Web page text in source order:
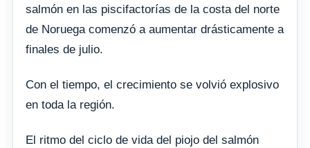
salmón en las piscifactorías de la costa del norte
de Noruega comenzó a aumentar drásticamente a
finales de julio.
Con el tiempo, el crecimiento se volvió explosivo
en toda la región.
El ritmo del ciclo de vida del piojo del salmón